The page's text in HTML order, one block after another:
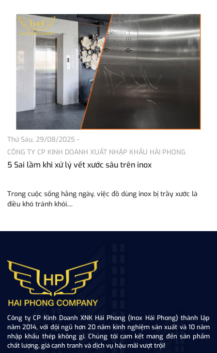
Thứ Sáu, 29/08/2025 -
CÔNG TY CP KINH DOANH XUẤT NHẬP KHẨU HẢI PHONG
5 Sai lầm khi xử lý vết xước sâu trên inox
Trong cuộc sống hằng ngày, việc đồ dùng inox bị trầy xước là
điều khó tránh khỏi....
Công ty CP Kinh Doanh XNK Hải Phong (Inox Hải Phong) thành lập
năm 2014, với đội ngũ hơn 20 năm kinh nghiệm sản xuất và 10 năm
nhập khẩu thép không gỉ. Chúng tôi cam kết mang đến sản phẩm
chất lượng, giá cạnh tranh và dịch vụ hậu mãi vượt trội!